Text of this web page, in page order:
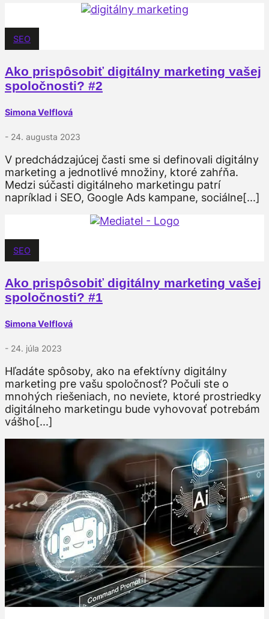
SEO
Ako prispôsobiť digitálny marketing vašej
spoločnosti? #2
Simona Velflová
- 24. augusta 2023
V predchádzajúcej časti sme si definovali digitálny
marketing a jednotlivé množiny, ktoré zahŕňa.
Medzi súčasti digitálneho marketingu patrí
napríklad i SEO, Google Ads kampane, sociálne[...]
SEO
Ako prispôsobiť digitálny marketing vašej
spoločnosti? #1
Simona Velflová
- 24. júla 2023
Hľadáte spôsoby, ako na efektívny digitálny
marketing pre vašu spoločnosť? Počuli ste o
mnohých riešeniach, no neviete, ktoré prostriedky
digitálneho marketingu bude vyhovovať potrebám
vášho[...]